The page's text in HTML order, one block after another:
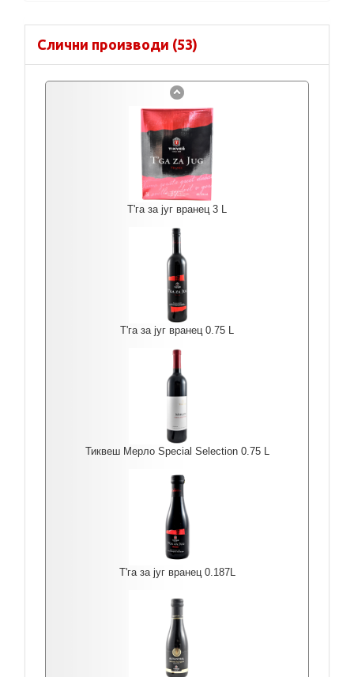
Слични производи (53)
Т'га за југ вранец 3 L
Т'га за југ вранец 0.75 L
Тиквеш Мерло Special Selection 0.75 L
Т'га за југ вранец 0.187L